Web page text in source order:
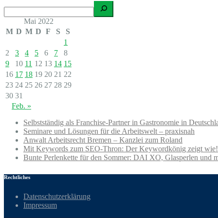
Mai 2022
M D M D F S
S
1
2
3 4 5 6 7
8
9
10 11 12 13 14 15
16 17 18 19 20 21 22
23 24 25 26 27 28 29
30 31
Feb. »
Selbstständig als Franchise-Partner in Gastronomie in
Seminare und Lösungen für die Arbeitswelt – praxisnah
Anwalt Arbeitsrecht Bremen – Kanzlei zum Roland
Mit Keywords zum SEO-Thron: Der Keywordkönig zeigt wie!
Bunte Perlenkette für den Sommer: DAI XO, Glasperlen und
Rechtliches
Datenschutzerklärung
Impressum